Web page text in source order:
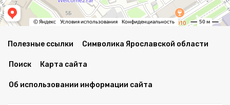
Полезные ссылки Символика Ярославской области
Поиск Карта сайта
Об использовании информации сайта